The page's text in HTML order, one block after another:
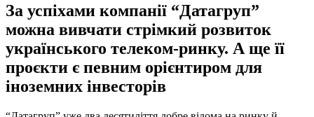
За успіхами компанії “Датагруп”
можна вивчати стрімкий розвиток
українського телеком-ринку. А ще її
проєкти є певним орієнтиром для
іноземних інвесторів